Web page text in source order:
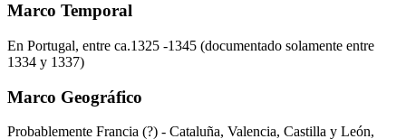
Marco Temporal
En Portugal, entre ca.1325 -1345 (documentado solamente entre
1334 y 1337)
Marco Geográfico
Probablemente Francia (?) - Cataluña, Valencia, Castilla y León,